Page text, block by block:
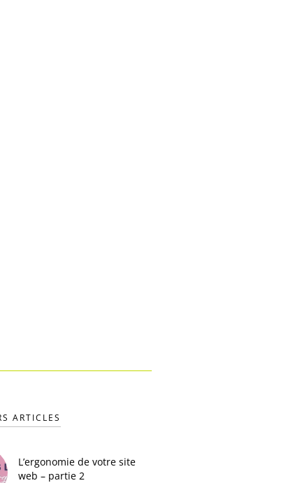
ARTICLES
L’ergonomie de votre site
web – partie 2